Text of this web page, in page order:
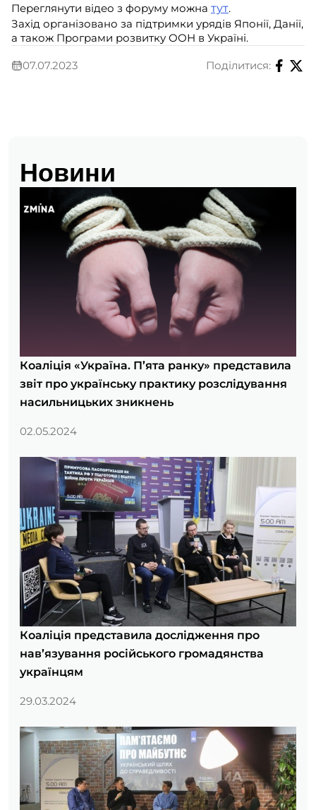
Переглянути відео з форуму можна тут.
Захід організовано за підтримки урядів Японії, Данії,
а також Програми розвитку ООН в Україні.
07.07.2023 Поділитися:
Новини
Коаліція «Україна. П’ята ранку» представила
звіт про українську практику розслідування
насильницьких зникнень
02.05.2024
Коаліція представила дослідження про
нав’язування російського громадянства
українцям
29.03.2024